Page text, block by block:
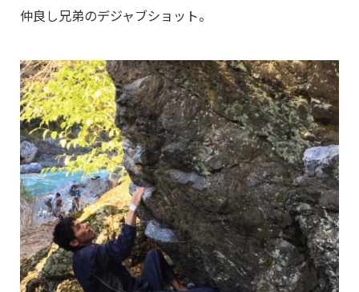
仲良し兄弟のデジャブショット。